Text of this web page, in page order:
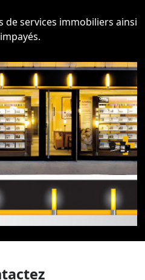
de services immobiliers ainsi
CENTURY 21 IMPACT
mettre en œuvre les actions
vos appartements.